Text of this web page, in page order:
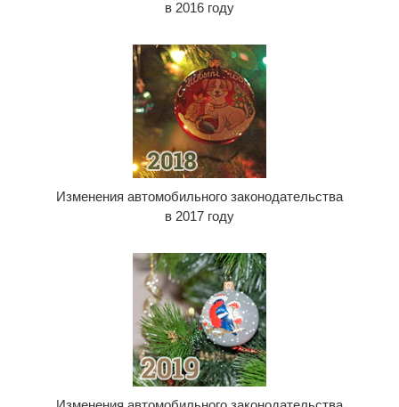
в 2016 году
Изменения автомобильного законодательства
в 2017 году